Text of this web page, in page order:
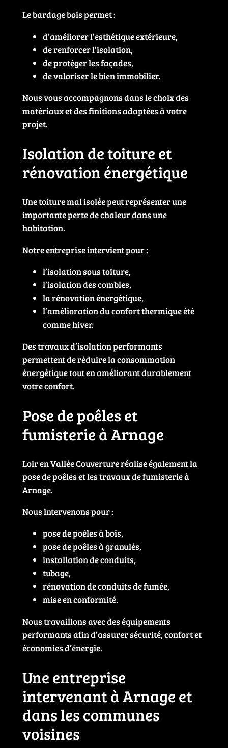
Le bardage bois permet :
d’améliorer l’esthétique extérieure,
de renforcer l’isolation,
de protéger les façades,
de valoriser le bien immobilier.
Nous vous accompagnons dans le choix des
matériaux et des finitions adaptées à votre
projet.
Isolation de toiture et
rénovation énergétique
Une toiture mal isolée peut représenter une
importante perte de chaleur dans une
habitation.
Notre entreprise intervient pour :
l’isolation sous toiture,
l’isolation des combles,
la rénovation énergétique,
l’amélioration du confort thermique été
comme hiver.
Des travaux d’isolation performants
permettent de réduire la consommation
énergétique tout en améliorant durablement
votre confort.
Pose de poêles et
fumisterie à Arnage
Loir en Vallée Couverture réalise également la
pose de poêles et les travaux de fumisterie à
Arnage.
Nous intervenons pour :
pose de poêles à bois,
pose de poêles à granulés,
installation de conduits,
tubage,
rénovation de conduits de fumée,
mise en conformité.
Nous travaillons avec des équipements
performants afin d’assurer sécurité, confort et
économies d’énergie.
Une entreprise
intervenant à Arnage et
dans les communes
voisines